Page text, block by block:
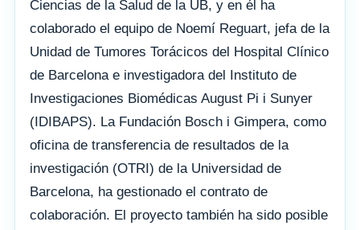
Ciencias de la Salud de la UB, y en él ha
colaborado el equipo de Noemí Reguart, jefa de la
Unidad de Tumores Torácicos del Hospital Clínico
de Barcelona e investigadora del Instituto de
Investigaciones Biomédicas August Pi i Sunyer
(IDIBAPS). La Fundación Bosch i Gimpera, como
oficina de transferencia de resultados de la
investigación (OTRI) de la Universidad de
Barcelona, ha gestionado el contrato de
colaboración. El proyecto también ha sido posible